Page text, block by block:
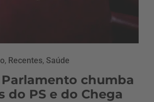
, Recentes, Saúde
Parlamento chumba
do PS e do Chega